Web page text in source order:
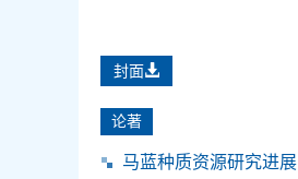
封面
论著
马蓝种质资源研究进展